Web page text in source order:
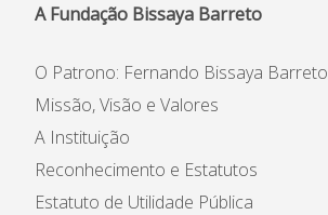
A Fundação Bissaya Barreto
O Patrono: Fernando Bissaya Barreto
Missão, Visão e Valores
A Instituição
Reconhecimento e Estatutos
Estatuto de Utilidade Pública